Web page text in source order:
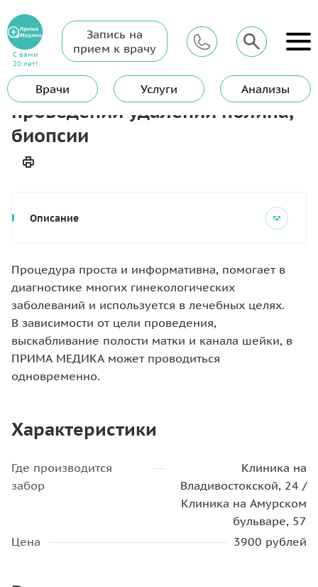
С вами
20 лет!
Запись на
прием к врачу
Врачи Услуги Анализы
Главная
Гистология материала при проведении удалении полипа,
биопсии
Гистология материала при
проведении удалении полипа,
биопсии
Описание
Процедура проста и информативна, помогает в
диагностике многих гинекологических
заболеваний и используется в лечебных целях.
В зависимости от цели проведения,
выскабливание полости матки и канала шейки, в
ПРИМА МЕДИКА может проводиться
одновременно.
Характеристики
Где производится
забор
Клиника на
Владивостокской, 24 /
Клиника на Амурском
бульваре, 57
Цена
3900 рублей